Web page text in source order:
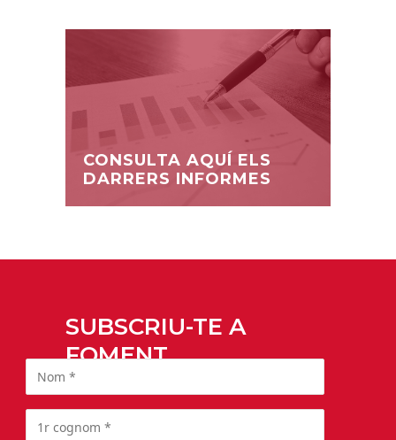
CONSULTA AQUÍ ELS
DARRERS INFORMES
SUBSCRIU-TE A
FOMENT